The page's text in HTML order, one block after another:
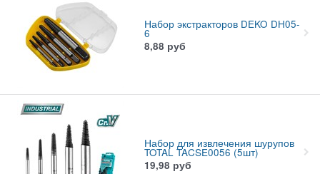
Набор экстракторов DEKO DH05-
6
8,88 руб
Набор для извлечения шурупов
TOTAL TACSE0056 (5шт)
19,98 руб